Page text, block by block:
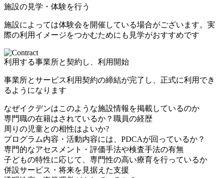
施設の見学・体験を行う
施設によっては体験会を開催している場合がございます。実
際の利用イメージをつかむためにも見学がおすすめです
利用する事業所と契約し、利用開始
事業所とサービス利用契約の締結が完了し、正式に利用でき
るようになります
なぜイクデンはこのような施設情報を掲載しているのか
専門職の在籍はされているか？職員の経歴
周りの児童との相性はよいか?
プログラム内容・活動内容には、PDCAが回っているか？
専門的なアセスメント・評価手法や検査手法の有無
子どもの特性に応じて、専門性の高い療育を行っているか
併設サービス・将来を見据えた支援